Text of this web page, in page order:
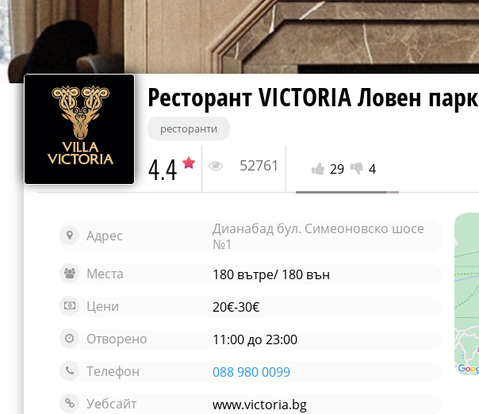
Банско
Ресторант VICTORIA Ловен парк
ресторанти
4.4 52761 29 4
Адрес
Дианабад бул. Симеоновско шосе
№1
Места
180 вътре/ 180 вън
Цени
20€-30€
Отворено
11:00 до 23:00
Телефон
088 980 0099
Уебсайт
www.victoria.bg